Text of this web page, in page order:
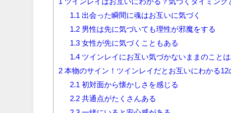
1.1 出会った瞬間に魂はお互いに気づく
1.2 男性は先に気づいても理性が邪魔をする
1.3 女性が先に気づくこともある
1.4 ツインレイにお互い気づかないままのことは
2 本物のサイン！ツインレイだとお互いにわかる12
2.1 初対面から懐かしさを感じる
2.2 共通点がたくさんある